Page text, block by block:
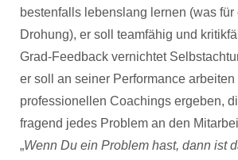
bestenfalls lebenslang lernen (was
Drohung), er soll teamfähig und
Grad-Feedback vernichtet
er soll an seiner Performance arbeiten
professionellen Coachings ergeben,
fragend jedes Problem an den
„Wenn Du ein Problem hast, dann ist